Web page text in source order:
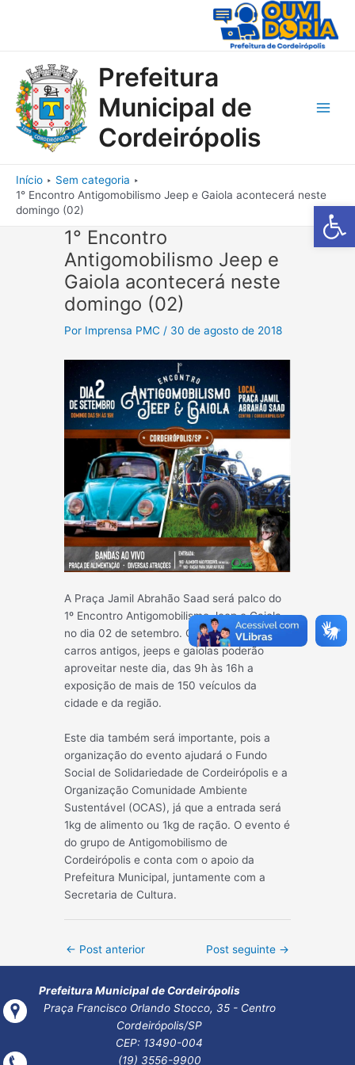
Barra de
Prefeitura
Municipal de
Cordeirópolis
Início
Sem categoria
1° Encontro Antigomobilismo Jeep e Gaiola acontecerá neste
domingo (02)
1° Encontro
Antigomobilismo Jeep e
Gaiola acontecerá neste
domingo (02)
Por Imprensa PMC / 30 de agosto de 2018
A Praça Jamil Abrahão Saad será palco do
1º Encontro Antigomobilismo Jeep e Gaiola
no dia 02 de setembro. Os apaixonados por
carros antigos, jeeps e gaiolas poderão
aproveitar neste dia, das 9h às 16h a
exposição de mais de 150 veículos da
cidade e da região.
Este dia também será importante, pois a
organização do evento ajudará o Fundo
Social de Solidariedade de Cordeirópolis e a
Organização Comunidade Ambiente
Sustentável (OCAS), já que a entrada será
1kg de alimento ou 1kg de ração. O evento é
do grupo de Antigomobilismo de
Cordeirópolis e conta com o apoio da
Prefeitura Municipal, juntamente com a
Secretaria de Cultura.
Post
← Post anterior Post seguinte →
Prefeitura Municipal de Cordeirópolis
Praça Francisco Orlando Stocco, 35 - Centro
Cordeirópolis/SP
CEP: 13490-004
(19) 3556-9900